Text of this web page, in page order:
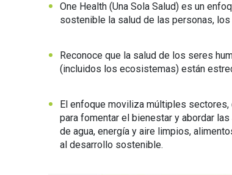
One Health (Una Sola Salud) es un
sostenible la salud de las personas,
Reconoce que la salud de los seres
(incluidos los ecosistemas) están
El enfoque moviliza múltiples
para fomentar el bienestar y abordar
de agua, energía y aire limpios,
al desarrollo sostenible.